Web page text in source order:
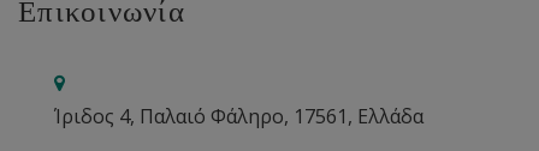
Επικοινωνία
Ίριδος 4, Παλαιό Φάληρο, 17561, Ελλάδα